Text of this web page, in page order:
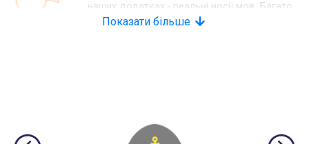
наших додатках - реальні носії мов. Багато
наших конкурентів використовують
Показати більше